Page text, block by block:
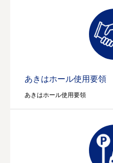
あきはホール使用要領
あきはホール使用要領